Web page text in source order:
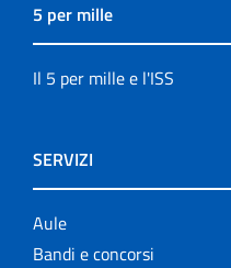
5 per mille
Il 5 per mille e l'ISS
SERVIZI
Aule
Bandi e concorsi